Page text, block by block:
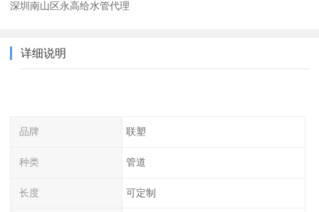
深圳南山区永高给水管代理
详细说明
品牌 联塑
种类 管道
长度 可定制